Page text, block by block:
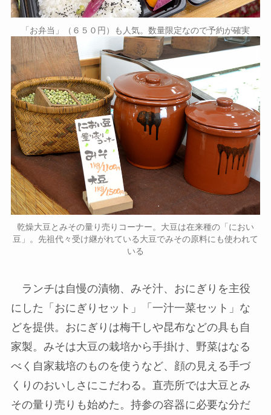
「お弁当」（６５０円）も人気。数量限定なので予約が確実
乾燥大豆とみその量り売りコーナー。大豆は在来種の「におい
豆」。先祖代々受け継がれている大豆でみその原料にも使われて
いる
ランチは自慢の漬物、みそ汁、おにぎりを主役
にした「おにぎりセット」「一汁一菜セット」な
どを提供。おにぎりは梅干しや昆布などの具も自
家製。みそは大豆の栽培から手掛け、野菜はなる
べく自家栽培のものを使うなど、顔の見える手づ
くりのおいしさにこだわる。直売所では大豆とみ
その量り売りも始めた。持参の容器に必要な分だ